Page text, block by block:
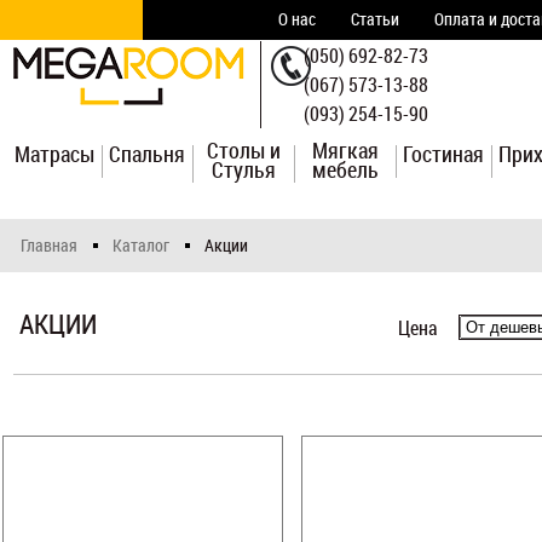
О нас Статьи Оплата и
(050) 692-82-73
(067) 573-13-88
(093) 254-15-90
Матрасы Спальня Столы и
Стулья
Мягкая
мебель
Гостиная
Главная Каталог Акции
АКЦИИ Цена